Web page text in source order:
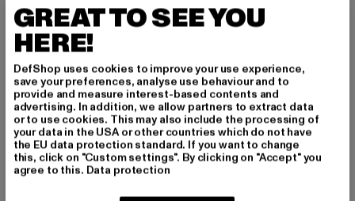
Hersteller: TB International GmbH |info@tbint.de
Dr.-Robert-Murjahn-Straße 7 | 64372 Ober-Ramstadt |
DE
GRÖSSE & PASSFORM
PFLEGEHINWEISE
LIEFERUNG & RÜCKGABE
GREAT TO SEE YOU
HERE!
DefShop uses cookies to improve your use experience,
save your preferences, analyse use behaviour and to
provide and measure interest-based contents and
advertising. In addition, we allow partners to extract data
or to use cookies. This may also include the processing of
your data in the USA or other countries which do not have
the EU data protection standard. If you want to change
this, click on "Custom settings". By clicking on "Accept" you
agree to this. Data protection